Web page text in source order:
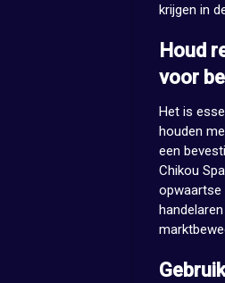
krijgen in
Houd
voor
Het is
houden
een
Chikou
opwaartse